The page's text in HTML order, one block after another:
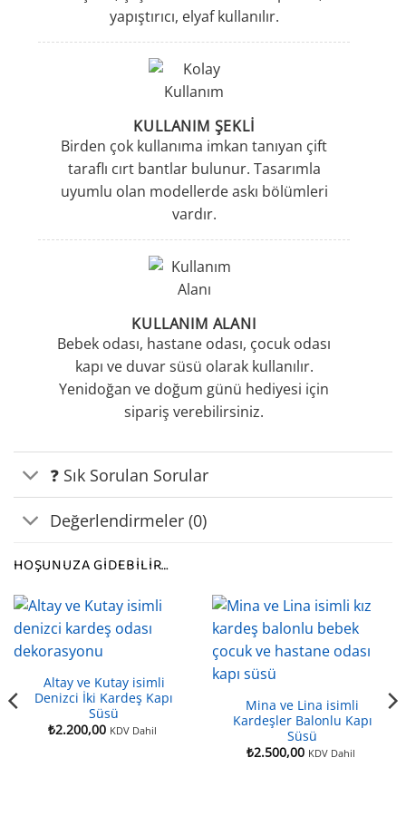
yapıştırıcı, elyaf kullanılır.
KULLANIM ŞEKLI
Birden çok kullanıma imkan tanıyan çift
taraflı cırt bantlar bulunur. Tasarımla
uyumlu olan modellerde askı bölümleri
vardır.
KULLANIM ALANI
Bebek odası, hastane odası, çocuk odası
kapı ve duvar süsü olarak kullanılır.
Yenidoğan ve doğum günü hediyesi için
sipariş verebilirsiniz.
❓ Sık Sorulan Sorular
Değerlendirmeler (0)
HOŞUNUZA GIDEBILIR…
Altay ve Kutay isimli
Denizci İki Kardeş Kapı
Süsü
₺2.200,00 KDV Dahil
Mina ve Lina isimli
Kardeşler Balonlu Kapı
Süsü
₺2.500,00 KDV Dahil